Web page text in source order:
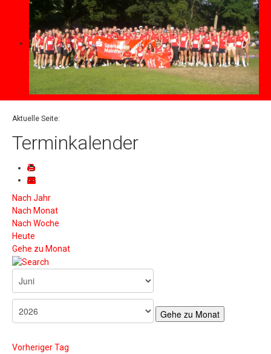
Aktuelle Seite:
Terminkalender
Nach Jahr
Nach Monat
Nach Woche
Heute
Gehe zu Monat
Gehe zu Monat
Vorheriger Tag